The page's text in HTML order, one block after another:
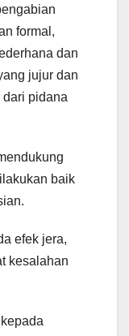
formal,
dan
jujur dan
pidana
baik
efek jera,
kesalahan